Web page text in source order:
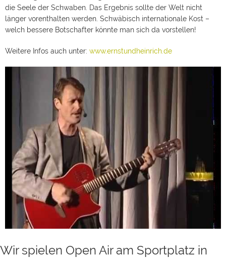
die Seele der Schwaben. Das Ergebnis sollte der Welt nicht
länger vorenthalten werden. Schwäbisch internationale Kost –
welch bessere Botschafter könnte man sich da vorstellen!
Weitere Infos auch unter: www.ernstundheinrich.de
Wir spielen Open Air am Sportplatz in